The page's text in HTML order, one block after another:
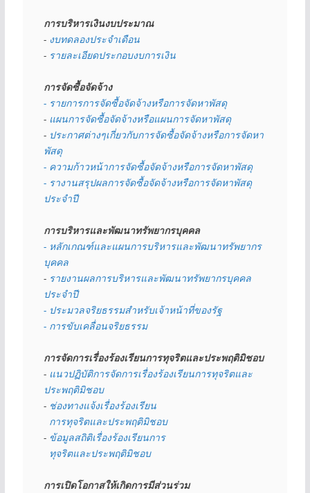
การบริหารเงินงบประมาณ
- งบทดลองประจำเดือน
- รายละเอียดประกอบงบการเงิน
การจัดซื้อจัดจ้าง
- รายการการจัดซื้อจัดจ้างหรือการจัดหาพัสดุ
- แผนการจัดซื้อจัดจ้างหรือแผนการจัดหาพัสดุ
- ประกาศต่างๆเกี่ยวกับการจัดซื้อจัดจ้างหรือการจัดหา
พัสดุ
- ความก้าวหน้าการจัดซื้อจัดจ้างหรือการจัดหาพัสดุ
- รางานสรุปผลการจัดซื้อจัดจ้างหรือการจัดหาพัสดุ
ประจำปี
การบริหารและพัฒนาทรัพยากรบุคคล
- หลักเกณฑ์และแผนการบริหารและพัฒนาทรัพยากร
บุคคล
- รายงานผลการบริหารและพัฒนาทรัพยากรบุคคล
ประจำปี
- ประมวลจริยธรรมสำหรับเจ้าหน้าที่ของรัฐ
- การขับเคลื่อนจริยธรรม
การจัดการเรื่องร้องเรียนการทุจริตและประพฤติมิชอบ
- แนวปฏิบัติการจัดการเรื่องร้องเรียนการทุจริตและ
ประพฤติมิชอบ
- ช่องทางแจ้งเรื่องร้องเรียน
  การทุจริตและประพฤติมิชอบ
- ข้อมูลสถิติเรื่องร้องเรียนการ
  ทุจริตและประพฤติมิชอบ
การเปิดโอกาสให้เกิดการมีส่วนร่วม